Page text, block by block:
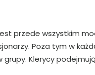
przede wszystkim
Poza tym w
Klerycy